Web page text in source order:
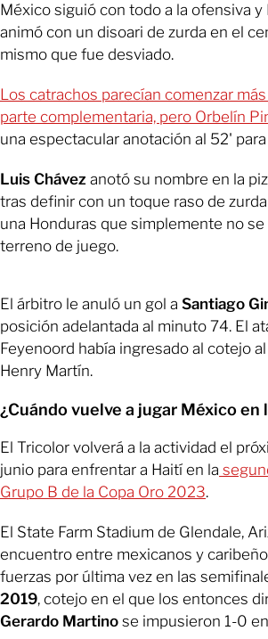
México siguió con todo a la ofensiva y
animó con un disoari de zurda en el
mismo que fue desviado.
Los catrachos parecían comenzar
parte complementaria, pero Orbelín
una espectacular anotación al 52'
Luis Chávez anotó su nombre en la
tras definir con un toque raso de
una Honduras que simplemente no
terreno de juego.
El árbitro le anuló un gol a Santiago
posición adelantada al minuto 74. El
Feyenoord había ingresado al cotejo
Henry Martín.
¿Cuándo vuelve a jugar México en
El Tricolor volverá a la actividad el
junio para enfrentar a Haití en la
Grupo B de la Copa Oro 2023.
El State Farm Stadium de Glendale,
encuentro entre mexicanos y
fuerzas por última vez en las
2019, cotejo en el que los entonces
Gerardo Martino se impusieron 1-0